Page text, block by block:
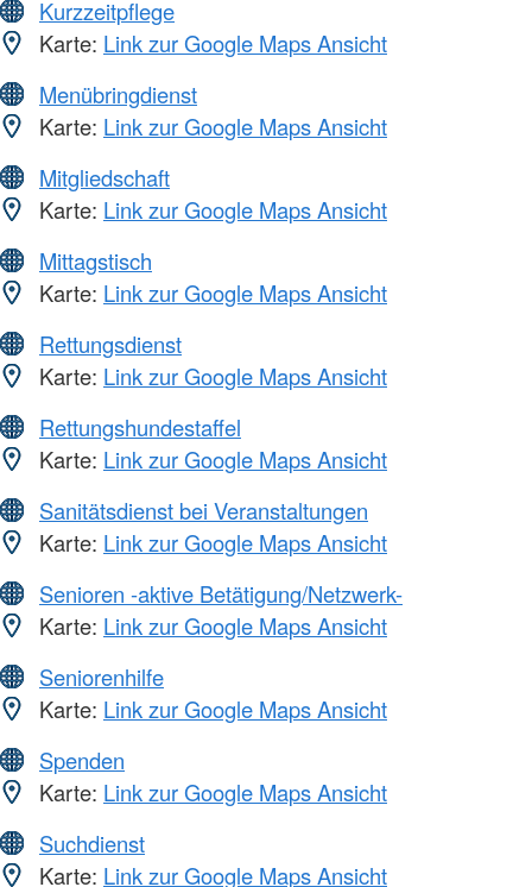
Kurzzeitpflege
Karte: Link zur Google Maps Ansicht
Menübringdienst
Karte: Link zur Google Maps Ansicht
Mitgliedschaft
Karte: Link zur Google Maps Ansicht
Mittagstisch
Karte: Link zur Google Maps Ansicht
Rettungsdienst
Karte: Link zur Google Maps Ansicht
Rettungshundestaffel
Karte: Link zur Google Maps Ansicht
Sanitätsdienst bei Veranstaltungen
Karte: Link zur Google Maps Ansicht
Senioren -aktive Betätigung/Netzwerk-
Karte: Link zur Google Maps Ansicht
Seniorenhilfe
Karte: Link zur Google Maps Ansicht
Spenden
Karte: Link zur Google Maps Ansicht
Suchdienst
Karte: Link zur Google Maps Ansicht